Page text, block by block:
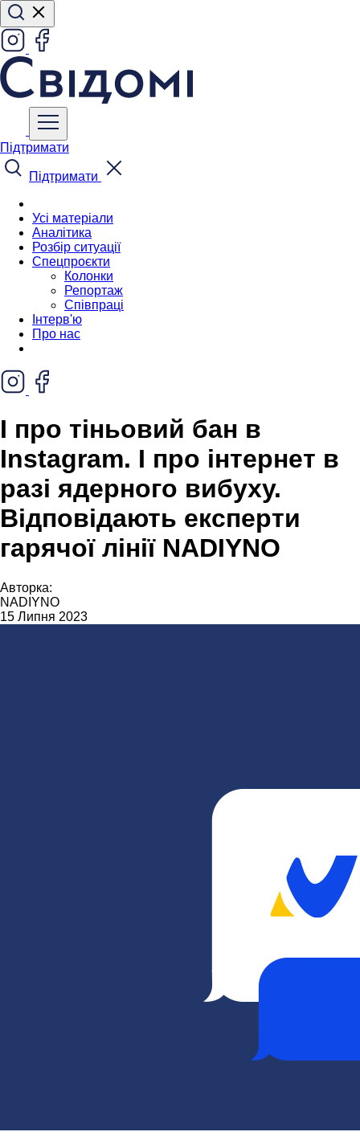
Підтримати
Підтримати
Усі матеріали
Аналітика
Розбір ситуації
Спецпроєкти
Колонки
Репортаж
Співпраці
Інтерв'ю
Про нас
І про тіньовий бан в
Instagram. І про інтернет в
разі ядерного вибуху.
Відповідають експерти
гарячої лінії NADIYNO
Авторка:
NADIYNO
15 Липня 2023